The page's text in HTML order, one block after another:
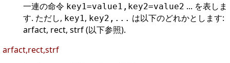
一連の命令 key1=value1,key2=value2 ... を表しま
す. ただし, key1, key2,... は以下のどれかとします:
arfact, rect, strf (以下参照).
arfact,rect,strf